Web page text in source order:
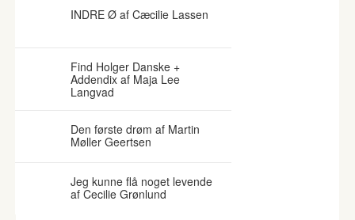
INDRE Ø af Cæcilie Lassen
Find Holger Danske +
Addendix af Maja Lee
Langvad
Den første drøm af Martin
Møller Geertsen
Jeg kunne flå noget levende
af Cecilie Grønlund